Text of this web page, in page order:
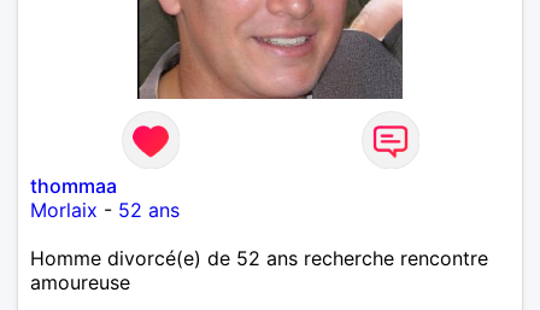
thommaa
Morlaix - 52 ans
Homme divorcé(e) de 52 ans recherche rencontre
amoureuse